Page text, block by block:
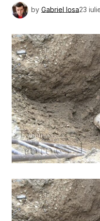
by Gabriel Iosa23